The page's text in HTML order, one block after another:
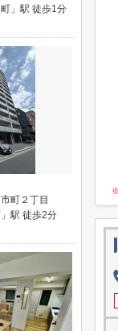
」駅 徒歩1分
町２丁目
駅 徒歩2分